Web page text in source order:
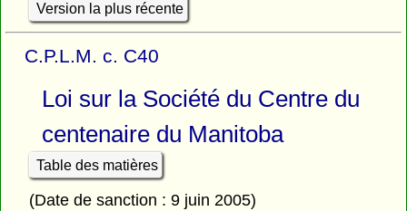
Version la plus récente
C.P.L.M. c. C40
Loi sur la Société du Centre du
centenaire du Manitoba
Table des matières
(Date de sanction : 9 juin 2005)